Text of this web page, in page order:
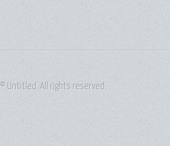
© Untitled. All rights reserved.